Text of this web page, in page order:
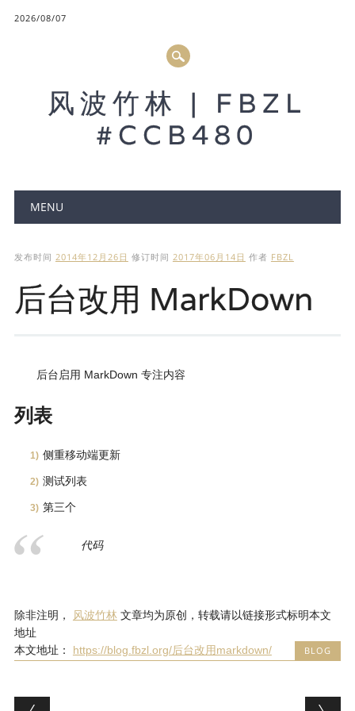
2026/08/07
风波竹林 | FBZL
#CCB480
Main menu
MENU
发布时间 2014年12月26日 修订时间 2017年06月14日 作者 FBZL
后台改用 MarkDown
后台启用 MarkDown 专注内容
列表
侧重移动端更新
测试列表
第三个
代码
除非注明， 风波竹林文章均为原创，转载请以链接形式标明本文
地址
本文地址： https://blog.fbzl.org/后台改用markdown/ BLOG